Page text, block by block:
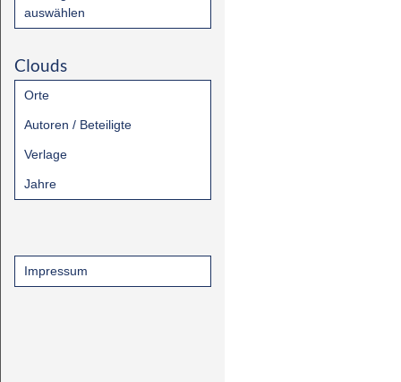
auswählen
Clouds
Orte
Autoren / Beteiligte
Verlage
Jahre
Impressum